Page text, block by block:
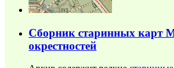
Сборник старинных карт
окрестностей